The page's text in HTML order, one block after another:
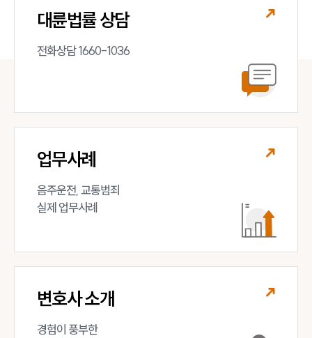
대륜법률 상담
전화상담 1660-1036
업무사례
음주운전, 교통범죄
실제 업무사례
변호사 소개
경험이 풍부한